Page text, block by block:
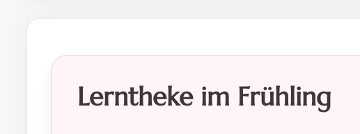
Lerntheke im Frühling